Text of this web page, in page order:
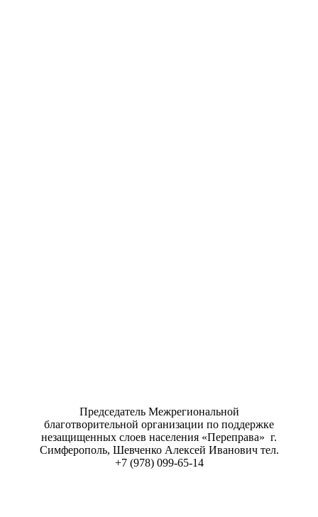
Председатель Межрегиональной
благотворительной организации по поддержке
незащищенных слоев населения «Переправа» г.
Симферополь, Шевченко Алексей Иванович тел.
+7 (978) 099-65-14